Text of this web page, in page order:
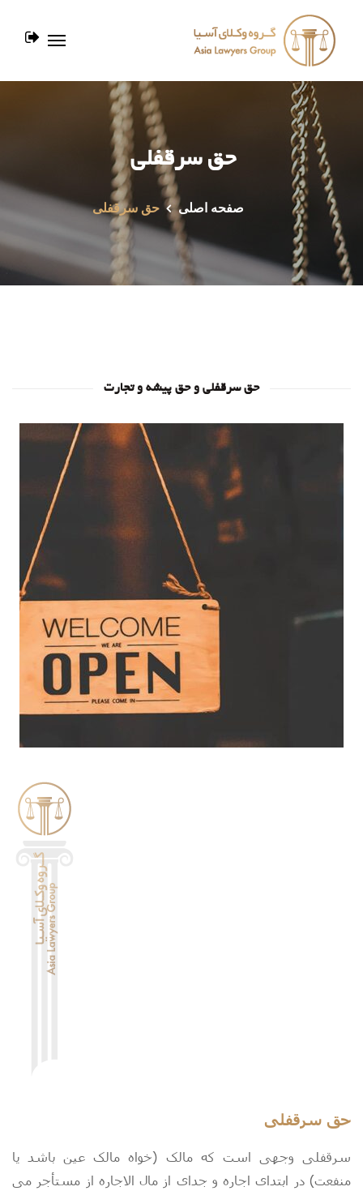
حق سرقفلی
صفحه اصلی حق سرقفلی
حق سرقفلی و حق پیشه و تجارت
حق سرقفلی
سرقفلی وجهی است که مالک (خواه مالک عین باشد یا
منفعت) در ابتدای اجاره و جدای از مال الاجاره از مستأجر می